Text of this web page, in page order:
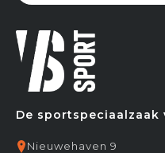
De sportspeciaalzaak
Nieuwehaven 9